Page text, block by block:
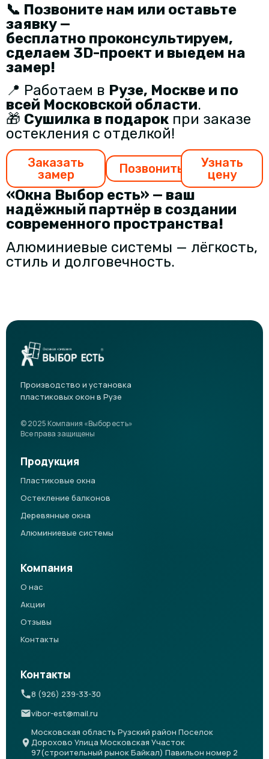
📞 Позвоните нам или оставьте
заявку —
бесплатно проконсультируем,
сделаем 3D-проект и выедем на
замер!
📍 Работаем в Рузе, Москве и по
всей Московской области.
🎁 Сушилка в подарок при заказе
остекления с отделкой!
Заказать
замер
Позвонить
Узнать
цену
«Окна Выбор есть» — ваш
надёжный партнёр в создании
современного пространства!
Алюминиевые системы — лёгкость,
стиль и долговечность.
Производство и установка
пластиковых окон в Рузе
© 2025 Компания «Выбор есть»
Все права защищены
Продукция
Пластиковые окна
Остекление балконов
Деревянные окна
Алюминиевые системы
Компания
О нас
Акции
Отзывы
Контакты
Контакты
8 (926) 239-33-30
vibor-est@mail.ru
Московская область Рузский район Поселок
Дорохово Улица Московская Участок
97(строительный рынок Байкал) Павильон номер 2